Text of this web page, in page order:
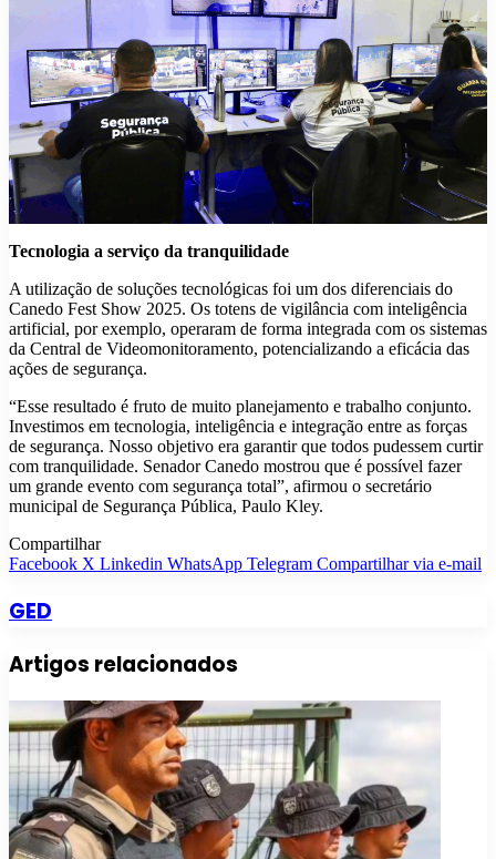
Tecnologia a serviço da tranquilidade
A utilização de soluções tecnológicas foi um dos diferenciais do
Canedo Fest Show 2025. Os totens de vigilância com inteligência
artificial, por exemplo, operaram de forma integrada com os sistemas
da Central de Videomonitoramento, potencializando a eficácia das
ações de segurança.
“Esse resultado é fruto de muito planejamento e trabalho conjunto.
Investimos em tecnologia, inteligência e integração entre as forças
de segurança. Nosso objetivo era garantir que todos pudessem curtir
com tranquilidade. Senador Canedo mostrou que é possível fazer
um grande evento com segurança total”, afirmou o secretário
municipal de Segurança Pública, Paulo Kley.
Compartilhar
Facebook X Linkedin WhatsApp Telegram Compartilhar via e-mail
GED
Artigos relacionados